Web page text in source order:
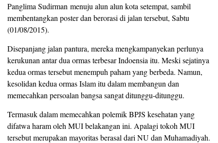
Panglima Sudirman menuju alun alun kota setempat, sambil
membentangkan poster dan berorasi di jalan tersebut, Sabtu
(01/08/2015).
Disepanjang jalan pantura, mereka mengkampanyekan perlunya
kerukunan antar dua ormas terbesar Indoensia itu. Meski sejatinya
kedua ormas tersebut menempuh paham yang berbeda. Namun,
kesolidan kedua ormas Islam itu dalam membangun dan
memecahkan persoalan bangsa sangat ditunggu-ditunggu.
Termasuk dalam memecahkan polemik BPJS kesehatan yang
difatwa haram oleh MUI belakangan ini. Apalagi tokoh MUI
tersebut merupakan mayoritas berasal dari NU dan Muhamadiyah.